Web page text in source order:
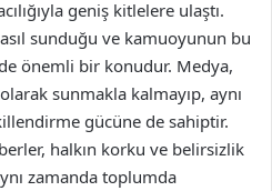
geniş kitlelere ulaştı.
sunduğu ve kamuoyunun bu
önemli bir konudur. Medya,
sunmakla kalmayıp, aynı
gücüne de sahiptir.
halkın korku ve belirsizlik
zamanda toplumda